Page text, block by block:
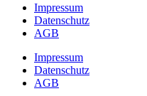
Impressum
Datenschutz
AGB
Impressum
Datenschutz
AGB